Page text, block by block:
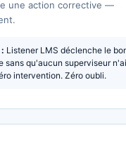
une action corrective —
Listener LMS déclenche le
sans qu'aucun superviseur
intervention. Zéro oubli.